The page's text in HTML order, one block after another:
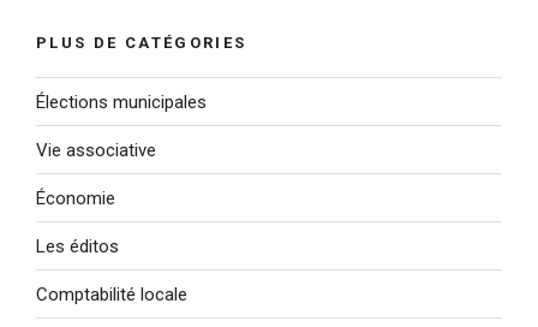
PLUS DE CATÉGORIES
Élections municipales
Vie associative
Économie
Les éditos
Comptabilité locale